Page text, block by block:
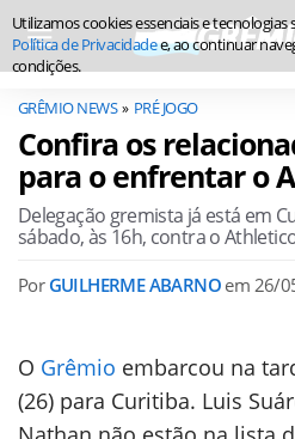
GRÊMIO NEWS PRÉ JOGO
Confira os
para o enfrentar o
Delegação gremista já está em
sábado, às 16h, contra o
Por GUILHERME ABARNO em 26/
O Grêmio embarcou na
(26) para Curitiba. Luis
Utilizamos cookies essenciais e
Política de Privacidadee, ao continuar
condições.